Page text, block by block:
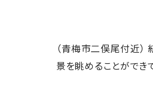
（青梅市二俣尾付近
景を眺めることができ